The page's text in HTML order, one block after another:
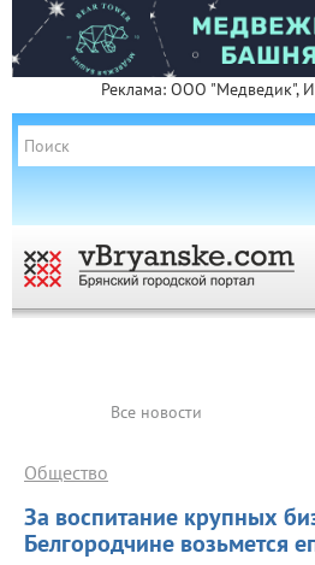
Реклама: ООО "Медведик",
Все новости
За воспитание крупных
Белгородчине возьмется
Общество